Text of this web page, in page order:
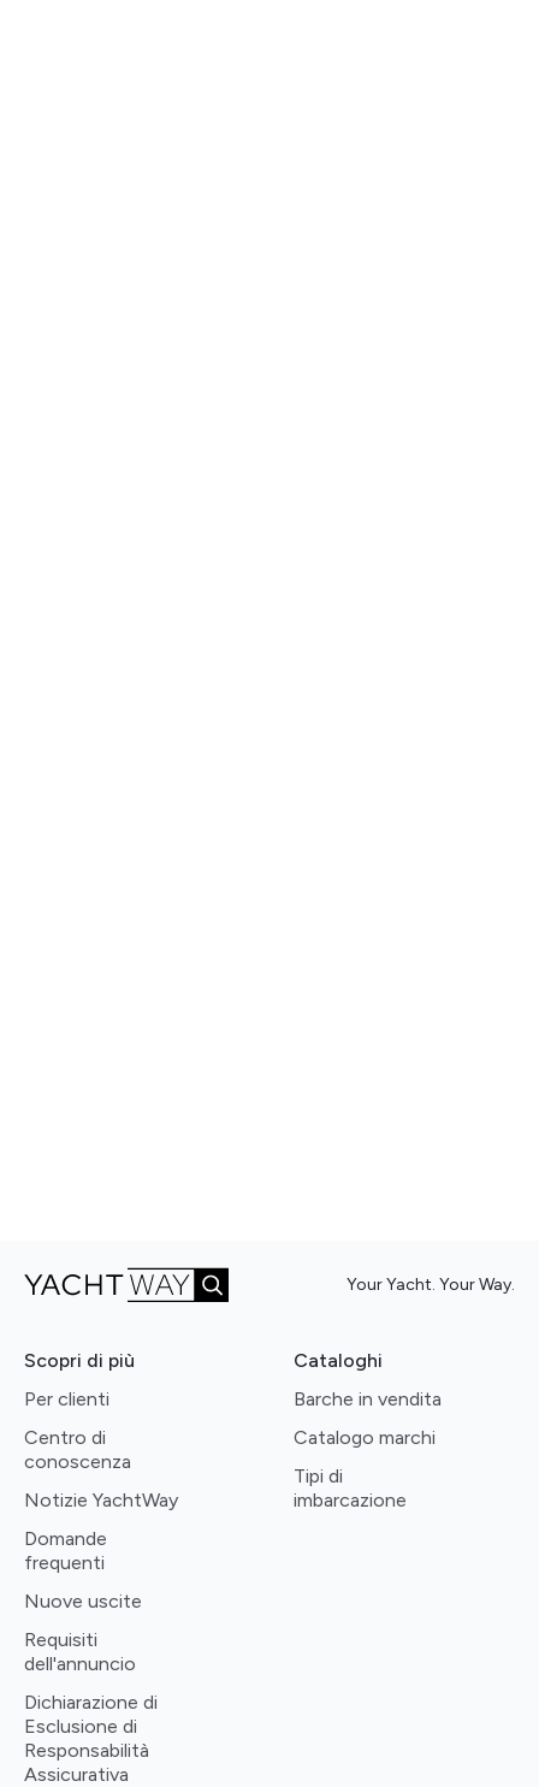
Your Yacht. Your Way.
Scopri di più
Per clienti
Centro di
conoscenza
Notizie YachtWay
Domande
frequenti
Nuove uscite
Requisiti
dell'annuncio
Dichiarazione di
Esclusione di
Responsabilità
Assicurativa
Cataloghi
Barche in vendita
Catalogo marchi
Tipi di
imbarcazione